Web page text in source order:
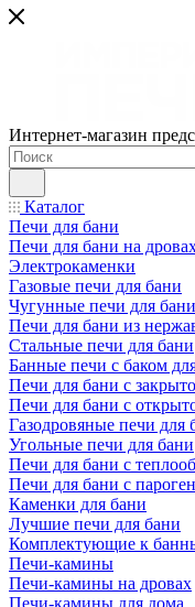
Интернет-магазин
Каталог
Печи для бани
Печи для бани на
Электрокаменки
Газовые печи для бани
Чугунные печи для бани
Печи для бани из
Стальные печи для бани
Банные печи с баком
Печи для бани с
Печи для бани с
Газодровяные печи для
Угольные печи для бани
Печи для бани с
Печи для бани с
Каменки для бани
Лучшие печи для бани
Комплектующие к
Печи-камины
Печи-камины на дровах
Печи-камины для дома